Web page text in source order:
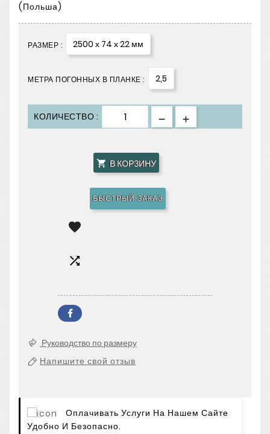
(Польша)
РАЗМЕР : 2500 х 74 х 22 мм
МЕТРА ПОГОННЫХ В ПЛАНКЕ : 2,5
КОЛИЧЕСТВО :
 В КОРЗИНУ
БЫСТРЫЙ ЗАКАЗ


Руководство по размеру
Напишите свой отзыв
Оплачивать Услуги На Нашем Сайте
Удобно И Безопасно.